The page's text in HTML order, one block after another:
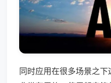
同时应用在很多场景之